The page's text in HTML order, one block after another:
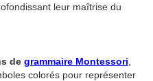
leur maîtrise du
de grammaire Montessori
colorés pour représenter